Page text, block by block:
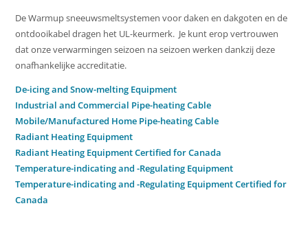
De Warmup sneeuwsmeltsystemen voor daken en dakgoten en de
ontdooikabel dragen het UL-keurmerk. Je kunt erop vertrouwen
dat onze verwarmingen seizoen na seizoen werken dankzij deze
onafhankelijke accreditatie.
De-icing and Snow-melting Equipment
Industrial and Commercial Pipe-heating Cable
Mobile/Manufactured Home Pipe-heating Cable
Radiant Heating Equipment
Radiant Heating Equipment Certified for Canada
Temperature-indicating and -Regulating Equipment
Temperature-indicating and -Regulating Equipment Certified for
Canada